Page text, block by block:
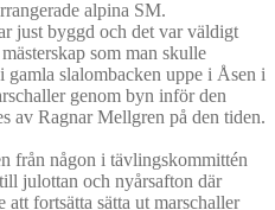
alpina SM.
just byggd och det var väldigt
som man skulle
gamla slalombacken uppe i Åsen i
genom byn inför den
av Ragnar Mellgren på den tiden.
från någon i tävlingskommittén
julottan och nyårsafton där
fortsätta sätta ut marschaller